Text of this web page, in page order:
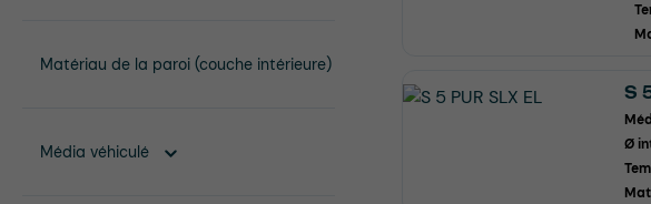
Matériau de la paroi (couche intérieure)
Média véhiculé
S
Ø